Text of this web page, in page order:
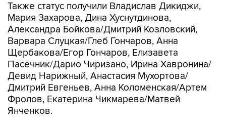
Также статус получили Владислав Дикиджи,
Мария Захарова, Дина Хуснутдинова,
Александра Бойкова/Дмитрий Козловский,
Варвара Слуцкая/Глеб Гончаров, Анна
Щербакова/Егор Гончаров, Елизавета
Пасечник/Дарио Чиризано, Ирина Хавронина/
Девид Нарижный, Анастасия Мухортова/
Дмитрий Евгеньев, Анна Коломенская/Артем
Фролов, Екатерина Чикмарева/Матвей
Янченков.